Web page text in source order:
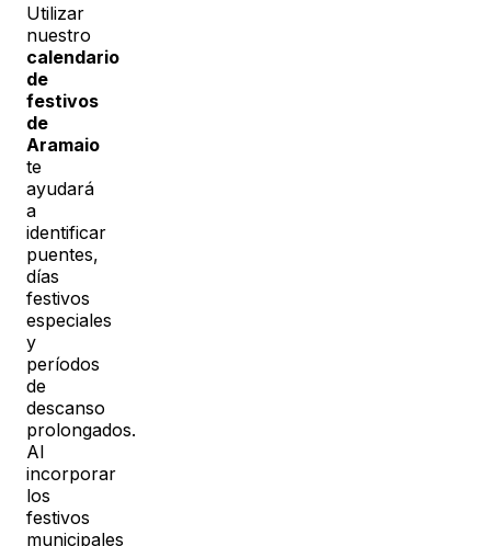
Utilizar
nuestro
calendario
de
festivos
de
Aramaio
te
ayudará
a
identificar
puentes,
días
festivos
especiales
y
períodos
de
descanso
prolongados.
Al
incorporar
los
festivos
municipales